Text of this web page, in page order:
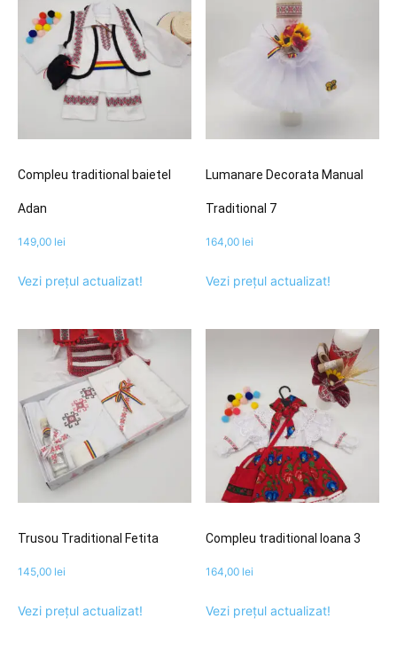
Compleu traditional baietel
Adan
149,00 lei
Vezi prețul actualizat!
Lumanare Decorata Manual
Traditional 7
164,00 lei
Vezi prețul actualizat!
Trusou Traditional Fetita
145,00 lei
Vezi prețul actualizat!
Compleu traditional Ioana 3
164,00 lei
Vezi prețul actualizat!